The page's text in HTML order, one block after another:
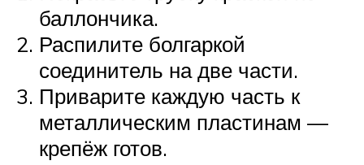
баллончика.
Распилите болгаркой
соединитель на две части.
Приварите каждую часть к
металлическим пластинам —
крепёж готов.